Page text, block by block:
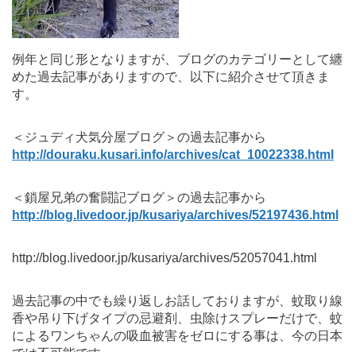
例年と同じ形となりますが、ブログのカテゴリーとして纏
めた過去記事がありますので、以下に紹介させて頂きま
す。
＜ジュディ犬気分屋ブログ＞の過去記事から
http://douraku.kusari.info/archives/cat_10022338.html
＜鎖屋兄弟の奮闘記ブログ＞の過去記事から
http://blog.livedoor.jp/kusariya/archives/52197436.html
http://blog.livedoor.jp/kusariya/archives/52057041.html
過去記事の中でも繰り返しお話しておりますが、蚊取り線
香や吊り下げタイプの忌避剤、虫除けスプレーだけで、蚊
によるワンちゃんの吸血被害をゼロにする事は、今の日本